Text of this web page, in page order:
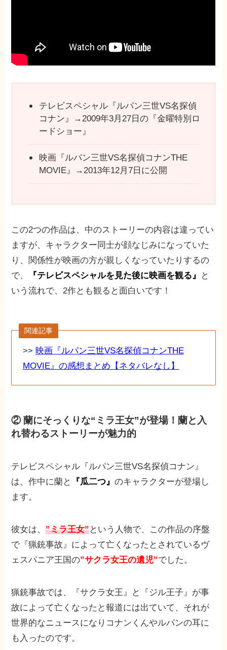
テレビスペシャル『ルパン三世VS名探偵
コナン』→2009年3月27日の『金曜特別ロ
ードショー』
映画『ルパン三世VS名探偵コナンTHE
MOVIE』→2013年12月7日に公開
この2つの作品は、中のストーリーの内容は違ってい
ますが、キャラクター同士が顔なじみになっていた
り、関係性が映画の方が親しくなっていたりするの
で、
『テレビスペシャルを見た後に映画を観る』
と
いう流れで、2作とも観ると面白いです！
関連記事
>> 映画『ルパン三世VS名探偵コナンTHE
MOVIE』の感想まとめ【ネタバレなし】
② 蘭にそっくりな“ミラ王女”が登場！蘭と入
れ替わるストーリーが魅力的
テレビスペシャル『ルパン三世VS名探偵コナン』
は、作中に蘭と
『瓜二つ』のキャラクターが登場し
ます。
彼女は、”ミラ王女”という人物で、この作品の序盤
で『猟銃事故』によって亡くなったとされているヴ
ェスパニア王国の”サクラ女王の遺児”でした。
猟銃事故では、『サクラ女王』と『ジル王子』が事
故によって亡くなったと報道には出ていて、それが
世界的なニュースになりコナンくんやルパンの耳に
も入ったのです。